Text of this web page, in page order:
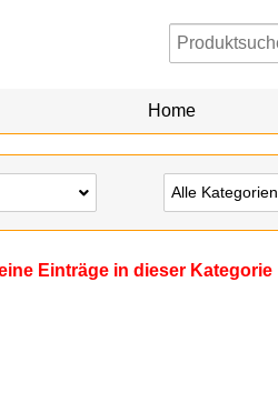
Home
Alle Kategorien
Einträge in dieser Kategorie